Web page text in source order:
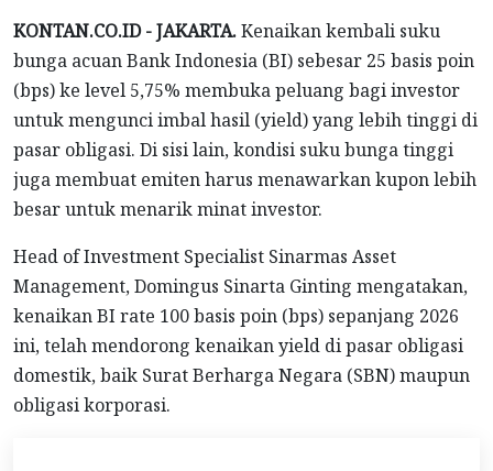
KONTAN.CO.ID - JAKARTA.Kenaikan kembali suku
bunga acuan Bank Indonesia (BI) sebesar 25 basis poin
(bps) ke level 5,75% membuka peluang bagi investor
untuk mengunci imbal hasil (yield) yang lebih tinggi di
pasar obligasi. Di sisi lain, kondisi suku bunga tinggi
juga membuat emiten harus menawarkan kupon lebih
besar untuk menarik minat investor.
Head of Investment Specialist Sinarmas Asset
Management, Domingus Sinarta Ginting mengatakan,
kenaikan BI rate 100 basis poin (bps) sepanjang 2026
ini, telah mendorong kenaikan yield di pasar obligasi
domestik, baik Surat Berharga Negara (SBN) maupun
obligasi korporasi.